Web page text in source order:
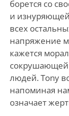
борется со
и
всех
напряжение
кажется
сокрушающей
людей. Tony
напоминая
означает